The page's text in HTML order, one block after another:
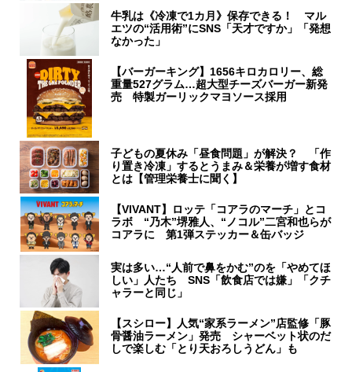
牛乳は《冷凍で1カ月》保存できる！ マル
エツの“活用術”にSNS「天才ですか」「発想
なかった」
【バーガーキング】1656キロカロリー、総
重量527グラム…超大型チーズバーガー新発
売 特製ガーリックマヨソース採用
子どもの夏休み「昼食問題」が解決？ 「作
り置き冷凍」するとうまみ＆栄養が増す食材
とは【管理栄養士に聞く】
【VIVANT】ロッテ「コアラのマーチ」とコ
ラボ “乃木”堺雅人、“ノコル”二宮和也らが
コアラに 第1弾ステッカー＆缶バッジ
実は多い…“人前で鼻をかむ”のを「やめてほ
しい」人たち SNS「飲食店では嫌」「クチ
ャラーと同じ」
【スシロー】人気“家系ラーメン”店監修「豚
骨醤油ラーメン」発売 シャーベット状のだ
しで楽しむ「とり天おろしうどん」も